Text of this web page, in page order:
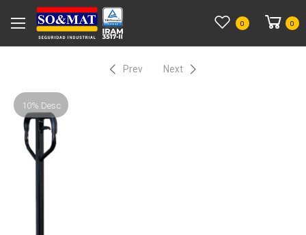
0 0
Prev Next
10% Desc